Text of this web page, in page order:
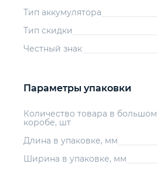
Тип аккумулятора
Тип скидки
Честный знак
Параметры упаковки
Количество товара в большом
коробе, шт
Длина в упаковке, мм
Ширина в упаковке, мм